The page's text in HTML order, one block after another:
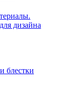
дизайна
блестки